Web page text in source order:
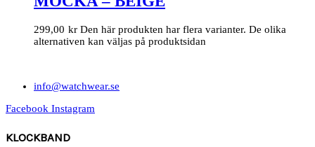
299,00 kr Den här produkten har flera varianter. De olika
alternativen kan väljas på produktsidan
info@watchwear.se
Facebook Instagram
KLOCKBAND